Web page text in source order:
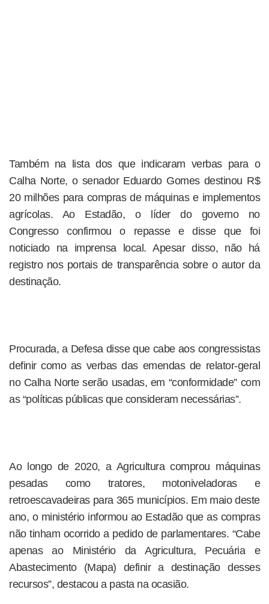
Também na lista dos que indicaram verbas para o
Calha Norte, o senador Eduardo Gomes destinou R$
20 milhões para compras de máquinas e implementos
agrícolas. Ao Estadão, o líder do governo no
Congresso confirmou o repasse e disse que foi
noticiado na imprensa local. Apesar disso, não há
registro nos portais de transparência sobre o autor da
destinação.
Procurada, a Defesa disse que cabe aos congressistas
definir como as verbas das emendas de relator-geral
no Calha Norte serão usadas, em “conformidade” com
as “políticas públicas que consideram necessárias”.
Ao longo de 2020, a Agricultura comprou máquinas
pesadas como tratores, motoniveladoras e
retroescavadeiras para 365 municípios. Em maio deste
ano, o ministério informou ao Estadão que as compras
não tinham ocorrido a pedido de parlamentares. “Cabe
apenas ao Ministério da Agricultura, Pecuária e
Abastecimento (Mapa) definir a destinação desses
recursos”, destacou a pasta na ocasião.